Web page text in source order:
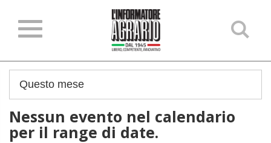
Nessun evento nel calendario
per il range di date.